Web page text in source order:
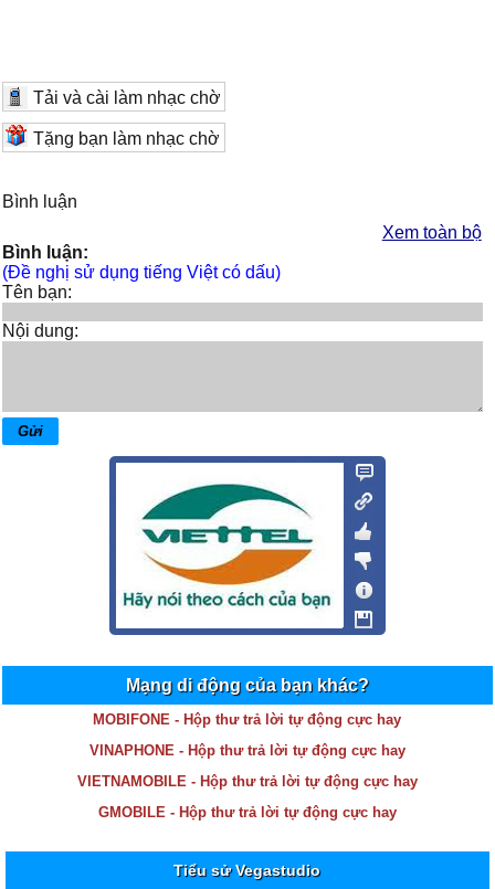
Tải và cài làm nhạc chờ
Tặng bạn làm nhạc chờ
Bình luận
Xem toàn bộ
Bình luận:
(Đề nghị sử dụng tiếng Việt có dấu)
Tên bạn:
Nội dung:
Mạng di động của bạn khác?
MOBIFONE - Hộp thư trả lời tự động cực hay
VINAPHONE - Hộp thư trả lời tự động cực hay
VIETNAMOBILE - Hộp thư trả lời tự động cực hay
GMOBILE - Hộp thư trả lời tự động cực hay
Tiểu sử Vegastudio